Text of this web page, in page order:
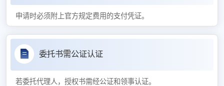
申请时必须附上官方规定费用的支付凭证。
委托书需公证认证
若委托代理人，授权书需经公证和领事认证。